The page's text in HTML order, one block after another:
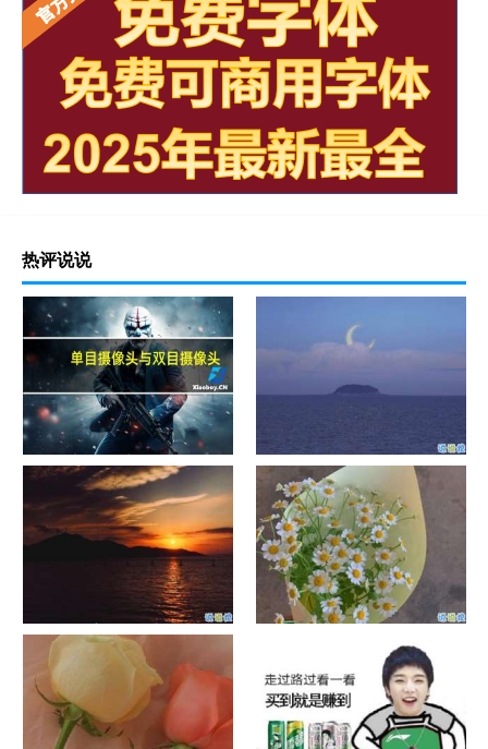
热评说说
单目摄像头与双目摄像头
晚安励志语录带图片 晚安心语
励志鸡汤
日出文案温柔句子 看日出的微
信说说配图
晒风景照的唯美说说配图 适合
发风景的朋友圈文案